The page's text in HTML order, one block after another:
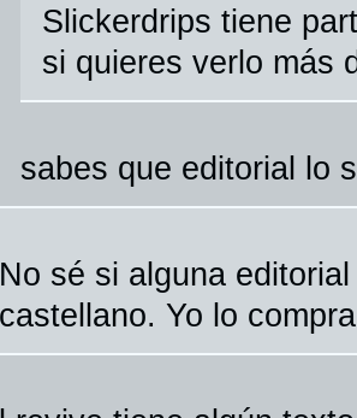
Slickerdrips tiene
si quieres verlo más
sabes que editorial lo
No sé si alguna
castellano. Yo lo